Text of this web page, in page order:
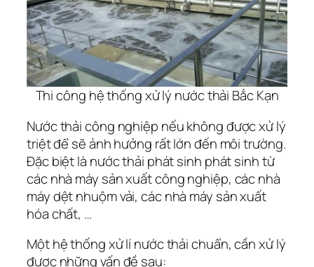
Thi công hệ thống xử lý nước thải Bắc Kạn
Nước thải công nghiệp nếu không được xử lý
triệt để sẽ ảnh hưởng rất lớn đến môi trường.
Đặc biệt là nước thải phát sinh phát sinh từ
các nhà máy sản xuất công nghiệp, các nhà
máy dệt nhuộm vải, các nhà máy sản xuất
hóa chất, …
Một hệ thống xử lí nước thải chuẩn, cần xử lý
được những vấn đề sau: